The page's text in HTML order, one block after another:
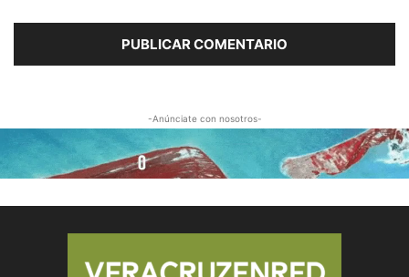
-Anúnciate con nosotros-